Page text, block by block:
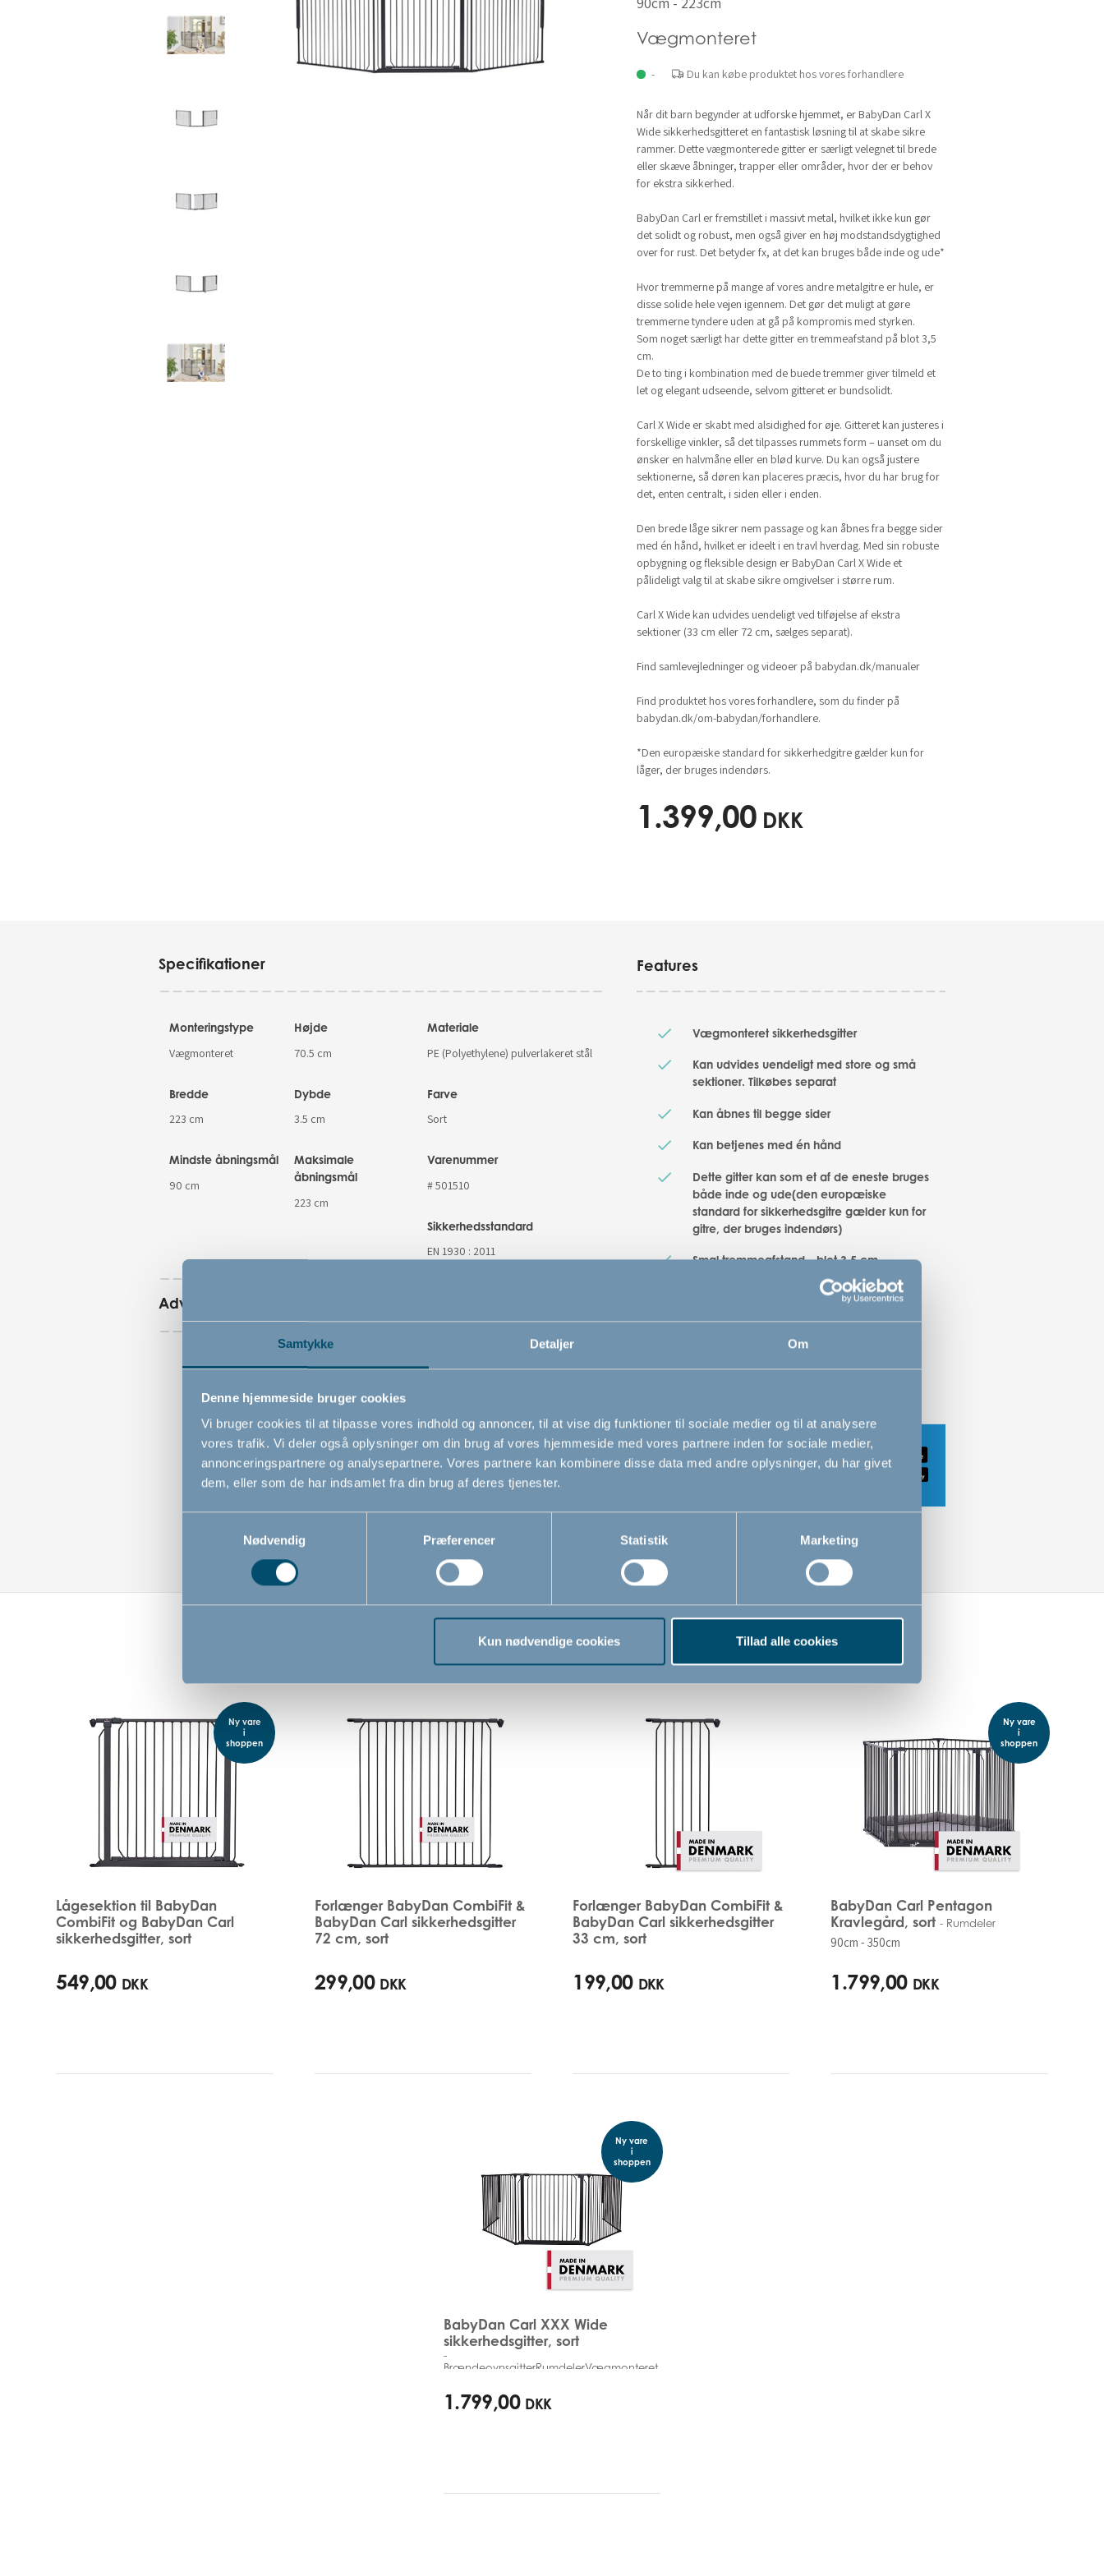
Samtykke Detaljer Om
Denne hjemmeside bruger cookies
Vi bruger cookies til at tilpasse vores indhold og annoncer, til at vise dig funktioner til sociale medier og til at analysere
vores trafik. Vi deler også oplysninger om din brug af vores hjemmeside med vores partnere inden for sociale medier,
annonceringspartnere og analysepartnere. Vores partnere kan kombinere disse data med andre oplysninger, du har givet
dem, eller som de har indsamlet fra din brug af deres tjenester.
Nødvendig
Præferencer Statistik Marketing
Kun nødvendige cookies Tillad alle cookies
Vægmonteret
- Du kan købe produktet hos vores forhandlere
Når dit barn begynder at udforske hjemmet, er BabyDan Carl X
Wide sikkerhedsgitteret en fantastisk løsning til at skabe sikre
rammer. Dette vægmonterede gitter er særligt velegnet til brede
eller skæve åbninger, trapper eller områder, hvor der er behov
for ekstra sikkerhed.
BabyDan Carl er fremstillet i massivt metal, hvilket ikke kun gør
det solidt og robust, men også giver en høj modstandsdygtighed
over for rust. Det betyder fx, at det kan bruges både inde og ude*
Hvor tremmerne på mange af vores andre metalgitre er hule, er
disse solide hele vejen igennem. Det gør det muligt at gøre
tremmerne tyndere uden at gå på kompromis med styrken.
Som noget særligt har dette gitter en tremmeafstand på blot 3,5
cm.
De to ting i kombination med de buede tremmer giver tilmeld et
let og elegant udseende, selvom gitteret er bundsolidt.
Carl X Wide er skabt med alsidighed for øje. Gitteret kan justeres i
forskellige vinkler, så det tilpasses rummets form – uanset om du
ønsker en halvmåne eller en blød kurve. Du kan også justere
sektionerne, så døren kan placeres præcis, hvor du har brug for
det, enten centralt, i siden eller i enden.
Den brede låge sikrer nem passage og kan åbnes fra begge sider
med én hånd, hvilket er ideelt i en travl hverdag. Med sin robuste
opbygning og fleksible design er BabyDan Carl X Wide et
pålideligt valg til at skabe sikre omgivelser i større rum.
Carl X Wide kan udvides uendeligt ved tilføjelse af ekstra
sektioner (33 cm eller 72 cm, sælges separat).
Find samlevejledninger og videoer på babydan.dk/manualer
Find produktet hos vores forhandlere, som du finder på
babydan.dk/om-babydan/forhandlere.
*Den europæiske standard for sikkerhedgitre gælder kun for
låger, der bruges indendørs.
1.399,00 DKK
Specifikationer
Monteringstype
Vægmonteret
Højde
70.5 cm
Bredde
223 cm
Dybde
3.5 cm
Mindste åbningsmål
90 cm
Maksimale
åbningsmål
223 cm
Materiale
PE (Polyethylene) pulverlakeret stål
Farve
Sort
Varenummer
# 501510
Sikkerhedsstandard
EN 1930 : 2011
Advarsler
Features
Vægmonteret sikkerhedsgitter
Kan udvides uendeligt med store og små
sektioner. Tilkøbes separat
Kan åbnes til begge sider
Kan betjenes med én hånd
Dette gitter kan som et af de eneste bruges
både inde og ude(den europæiske
standard for sikkerhedsgitre gælder kun for
gitre, der bruges indendørs)
Smal tremmeafstand - blot 3,5 cm
Solide og stærke tremmer
Let og elegant udseende
Relaterede produkter
Ny vare
i
shoppen
Lågesektion til BabyDan
CombiFit og BabyDan Carl
sikkerhedsgitter, sort
549,00 DKK
Forlænger BabyDan CombiFit &
BabyDan Carl sikkerhedsgitter
72 cm, sort
299,00 DKK
Forlænger BabyDan CombiFit &
BabyDan Carl sikkerhedsgitter
33 cm, sort
199,00 DKK
Ny vare
i
shoppen
BabyDan Carl Pentagon
Kravlegård, sort- Rumdeler
90cm - 350cm
1.799,00 DKK
Ny vare
i
shoppen
BabyDan Carl XXX Wide
sikkerhedsgitter, sort
-
BrændeovnsgitterRumdelerVægmonteret
1.799,00 DKK